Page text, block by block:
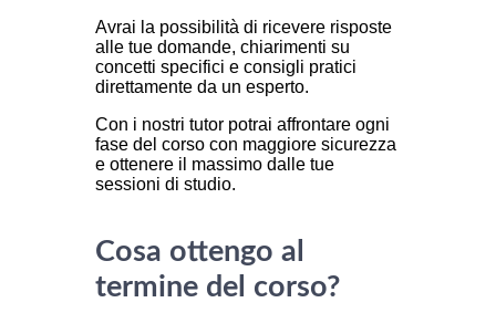
Avrai la possibilità di ricevere risposte
alle tue domande, chiarimenti su
concetti specifici e consigli pratici
direttamente da un esperto.
Con i nostri tutor potrai affrontare ogni
fase del corso con maggiore sicurezza
e ottenere il massimo dalle tue
sessioni di studio.
Cosa ottengo al
termine del corso?